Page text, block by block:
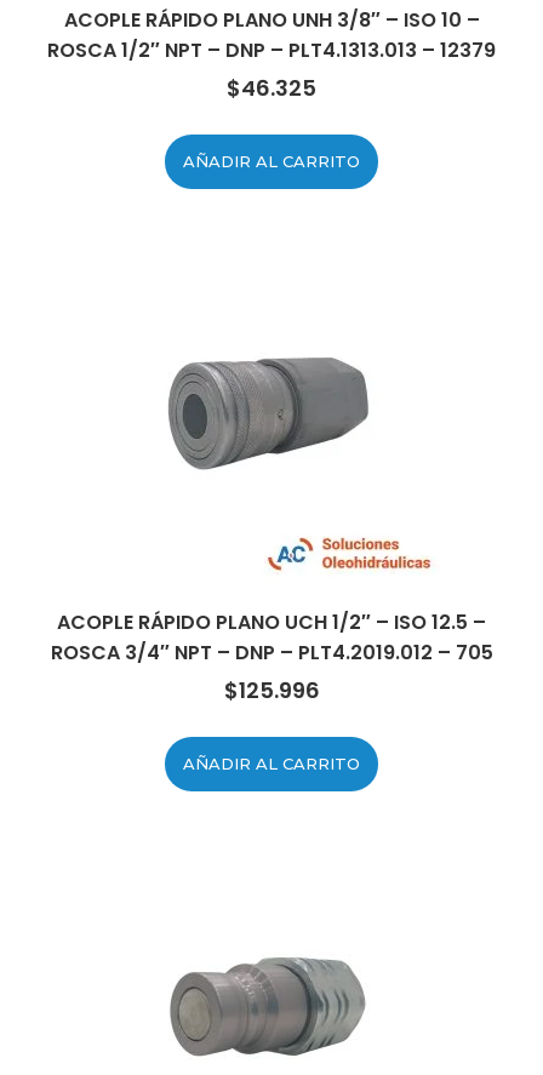
ACOPLE RÁPIDO PLANO UNH 3/8″ – ISO 10 –
ROSCA 1/2″ NPT – DNP – PLT4.1313.013 – 12379
$46.325
AÑADIR AL CARRITO
ACOPLE RÁPIDO PLANO UCH 1/2″ – ISO 12.5 –
ROSCA 3/4″ NPT – DNP – PLT4.2019.012 – 705
$125.996
AÑADIR AL CARRITO